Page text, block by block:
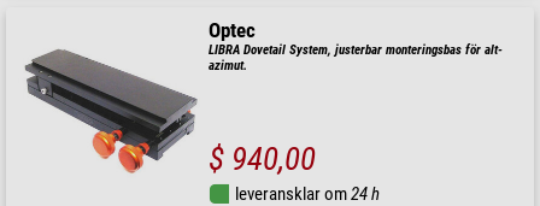
Optec
LIBRA Dovetail System, justerbar monteringsbas för alt-
azimut.
$ 940,00
leveransklar om24 h